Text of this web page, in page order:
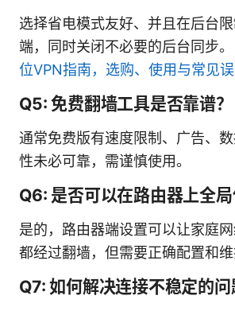
选择省电模式友好、并且在后台
端，同时关闭不必要的后台同步。
位VPN指南，选购、使用与常见
Q5: 免费翻墙工具是否靠谱？
通常免费版有速度限制、广告、
性未必可靠，需谨慎使用。
Q6: 是否可以在路由器上全局
是的，路由器端设置可以让家庭
都经过翻墙，但需要正确配置和维
Q7: 如何解决连接不稳定的问